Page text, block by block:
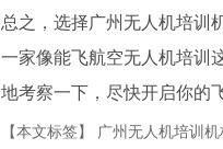
总之，选择广州无人机培训
一家像能飞航空无人机培训
地考察一下，尽快开启你的
【本文标签】 广州无人机培训